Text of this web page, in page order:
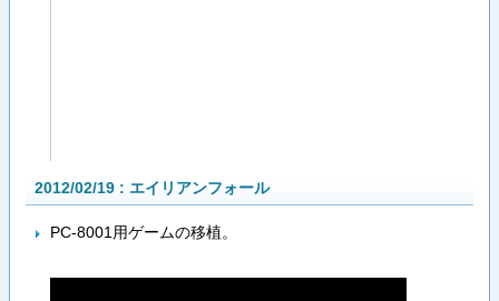
2012/02/19 : エイリアンフォール
PC-8001用ゲームの移植。